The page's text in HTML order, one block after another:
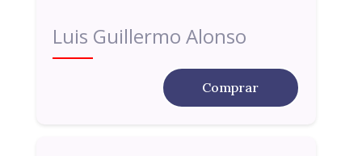
Luis Guillermo Alonso
Comprar